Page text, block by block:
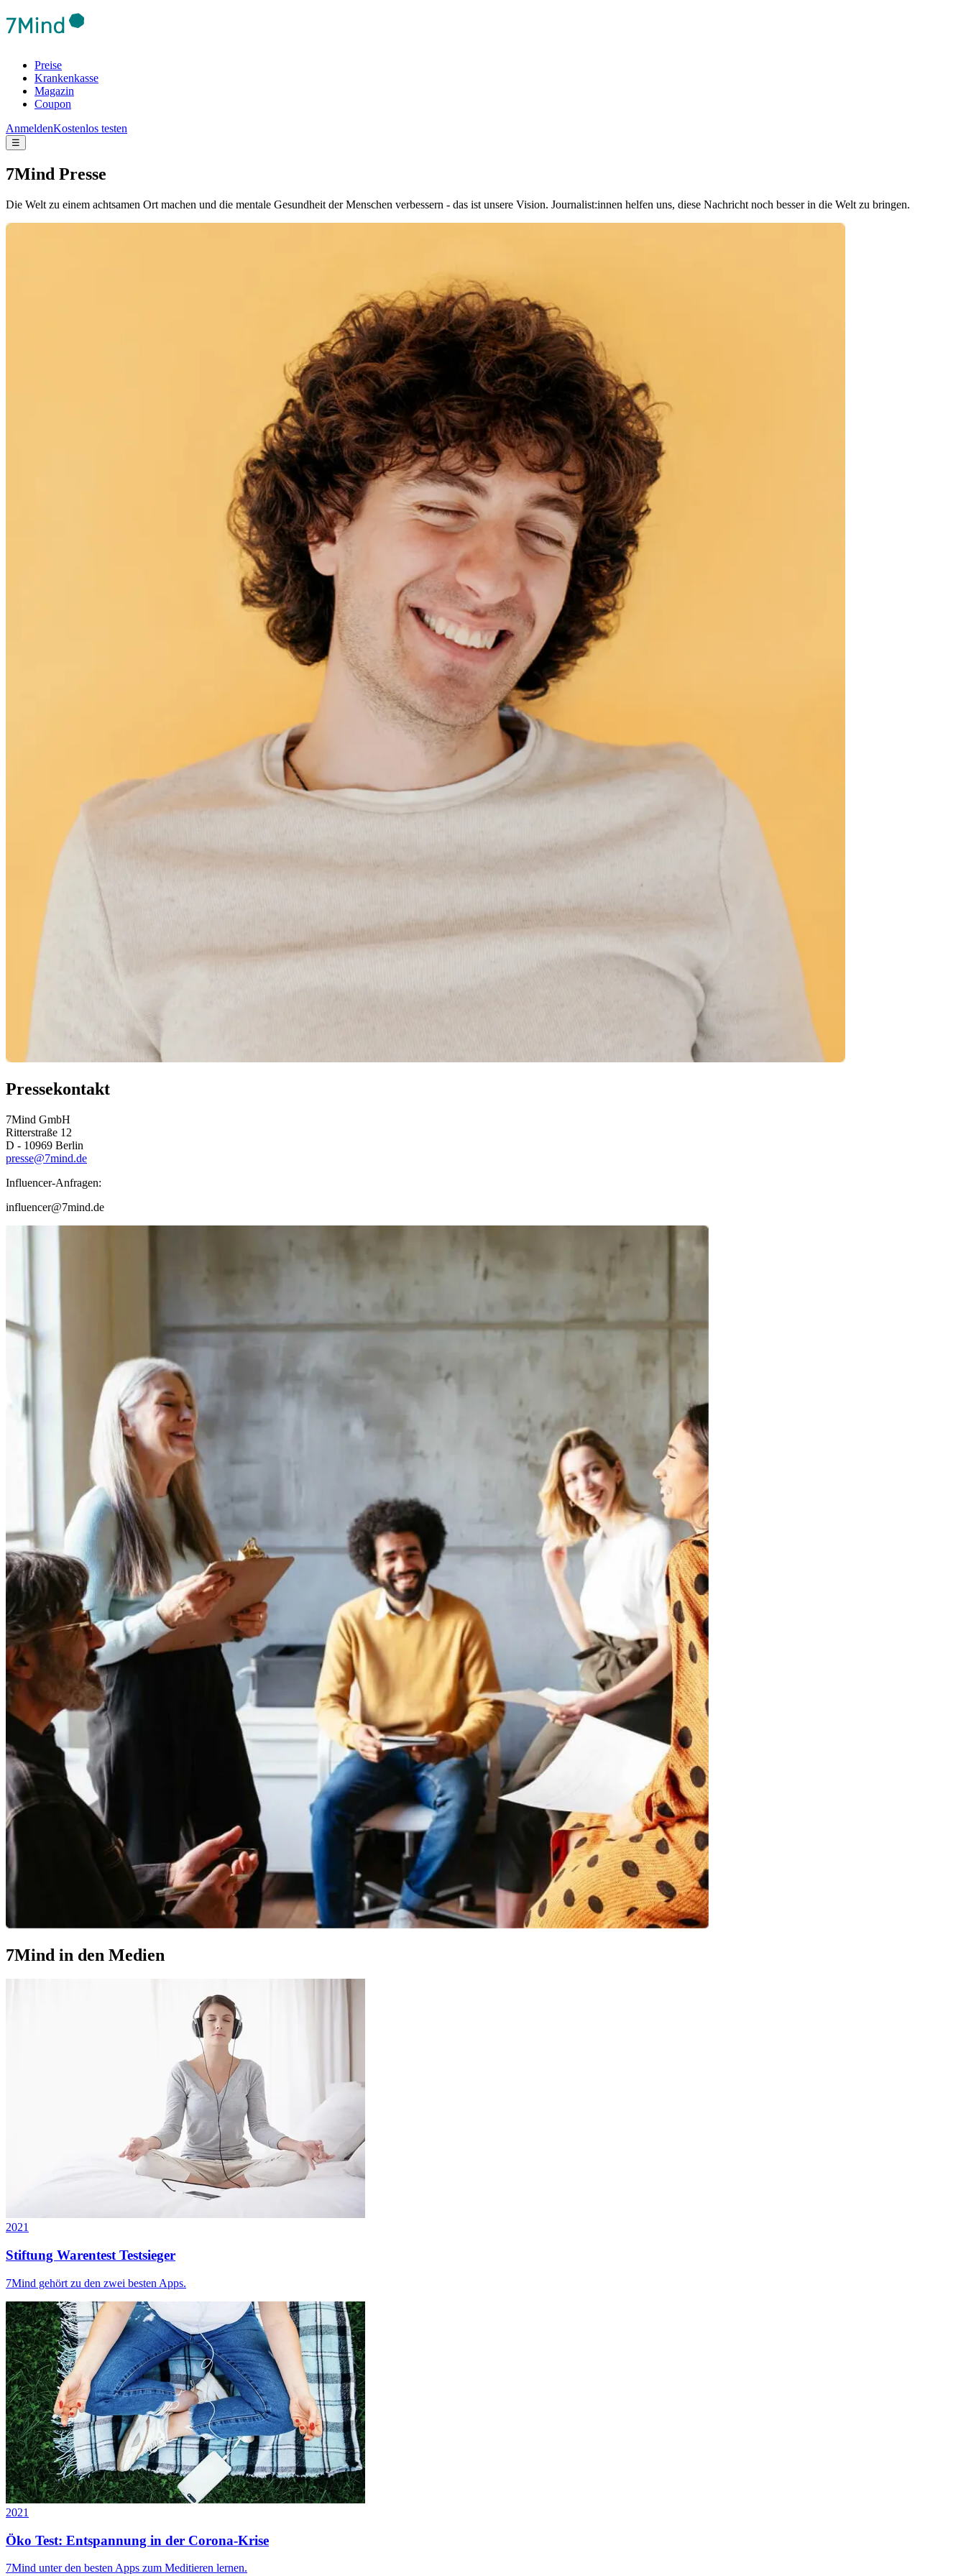
Preise
Krankenkasse
Magazin
Coupon
AnmeldenKostenlos testen
☰
7Mind Presse
Die Welt zu einem achtsamen Ort machen und die mentale Gesundheit der Menschen verbessern - das ist unsere Vision. Journalist:innen helfen uns, diese Nachricht noch besser in die Welt zu bringen.
Pressekontakt
7Mind GmbH
Ritterstraße 12
D - 10969 Berlin
presse@7mind.de
Influencer-Anfragen:
influencer@7mind.de
7Mind in den Medien
2021
Stiftung Warentest Testsieger
7Mind gehört zu den zwei besten Apps.
2021
Öko Test: Entspannung in der Corona-Krise
7Mind unter den besten Apps zum Meditieren lernen.